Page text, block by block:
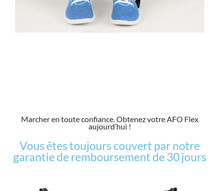
Marcher en toute confiance. Obtenez votre AFO Flex
aujourd’hui !
Vous êtes toujours couvert par notre
garantie de remboursement de 30 jours